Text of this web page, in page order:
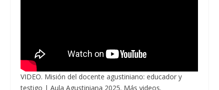
VIDEO. Misión del docente agustiniano: educador y
testigo | Aula Agustiniana 2025. Más videos.